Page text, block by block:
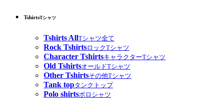
TshirtsTシャツ
Tshirts AllTシャツ全て
Rock TshirtsロックTシャツ
Character TshirtsキャラクターTシャツ
Old TshirtsオールドTシャツ
Other Tshirtsその他Tシャツ
Tank topタンクトップ
Polo shirtsポロシャツ